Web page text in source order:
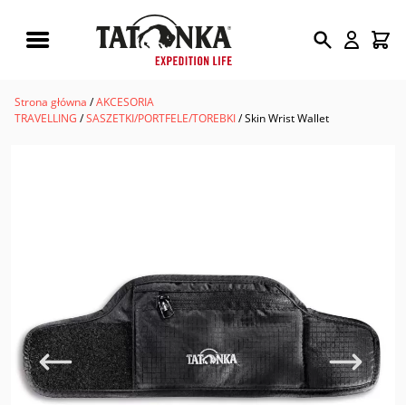
produktów
Strona główna /AKCESORIA
TRAVELLING /SASZETKI/PORTFELE/TOREBKI/ Skin Wrist Wallet